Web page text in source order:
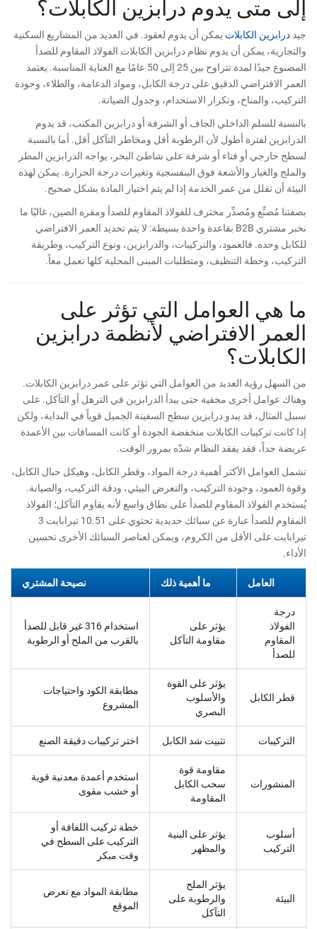
إلى متى يدوم درابزين الكابلات؟
جيد درابزين الكابلات يمكن أن يدوم لعقود. في العديد من المشاريع السكنية
والتجارية، يمكن أن يدوم نظام درابزين الكابلات الفولاذ المقاوم للصدأ
المصنوع جيدًا لمدة تتراوح بين 25 إلى 50 عامًا مع العناية المناسبة. يعتمد
العمر الافتراضي الدقيق على درجة الكابل، ومواد الدعامة، والطلاء، وجودة
التركيب، والمناخ، وتكرار الاستخدام، وجدول الصيانة.
بالنسبة للسلم الداخلي الجاف أو الشرفة أو درابزين المكتب، قد يدوم
الدرابزين لفترة أطول لأن الرطوبة أقل ومخاطر التآكل أقل. أما بالنسبة
لسطح خارجي أو فناء أو شرفة على شاطئ البحر، يواجه الدرابزين المطر
والملح والغبار والأشعة فوق البنفسجية وتغيرات درجة الحرارة. يمكن لهذه
البيئة أن تقلل من عمر الخدمة إذا لم يتم اختيار المادة بشكل صحيح.
بصفتنا مُصنِّع ومُصدِّر محترف للفولاذ المقاوم للصدأ ومقره الصين، غالبًا ما
نخبر مشتري B2B بقاعدة واحدة بسيطة: لا يتم تحديد العمر الافتراضي
للكابل وحده. فالعمود، والتركيبات، والدرابزين، ونوع التركيب، وطريقة
التركيب، وخطة التنظيف، ومتطلبات المبنى المحلية كلها تعمل معاً.
ما هي العوامل التي تؤثر على
العمر الافتراضي لأنظمة درابزين
الكابلات؟
من السهل رؤية العديد من العوامل التي تؤثر على عمر درابزين الكابلات.
وهناك عوامل أخرى مخفية حتى يبدأ الدرابزين في الترهل أو التآكل. على
سبيل المثال، قد يبدو درابزين سطح السفينة الجميل قوياً في البداية، ولكن
إذا كانت تركيبات الكابلات منخفضة الجودة أو كانت المسافات بين الأعمدة
عريضة جداً، فقد يفقد النظام شدّه بمرور الوقت.
تشمل العوامل الأكثر أهمية درجة المواد، وقطر الكابل، وهيكل حبال الكابل،
وقوة العمود، وجودة التركيب، والتعرض البيئي، ودقة التركيب، والصيانة.
يُستخدم الفولاذ المقاوم للصدأ على نطاق واسع لأنه يقاوم التآكل؛ الفولاذ
المقاوم للصدأ عبارة عن سبائك حديدية تحتوي على 10.51 تيرابايت 3
تيرابايت على الأقل من الكروم، ويمكن لعناصر السبائك الأخرى تحسين
الأداء.
العامل ما أهمية ذلك نصيحة المشتري
درجة
الفولاذ
المقاوم
للصدأ
يؤثر على
مقاومة التآكل
استخدام 316 غير قابل للصدأ
بالقرب من الملح أو الرطوبة
قطر الكابل
يؤثر على القوة
والأسلوب
البصري
مطابقة الكود واحتياجات
المشروع
التركيبات تثبيت شد الكابل اختر تركيبات دقيقة الصنع
المنشورات
مقاومة قوة
سحب الكابل
المقاومة
استخدم أعمدة معدنية قوية
أو خشب مقوى
أسلوب
التركيب
يؤثر على البنية
والمظهر
خطة تركيب اللفافة أو
التركيب على السطح في
وقت مبكر
البيئة
يؤثر الملح
والرطوبة على
التآكل
مطابقة المواد مع تعرض
الموقع